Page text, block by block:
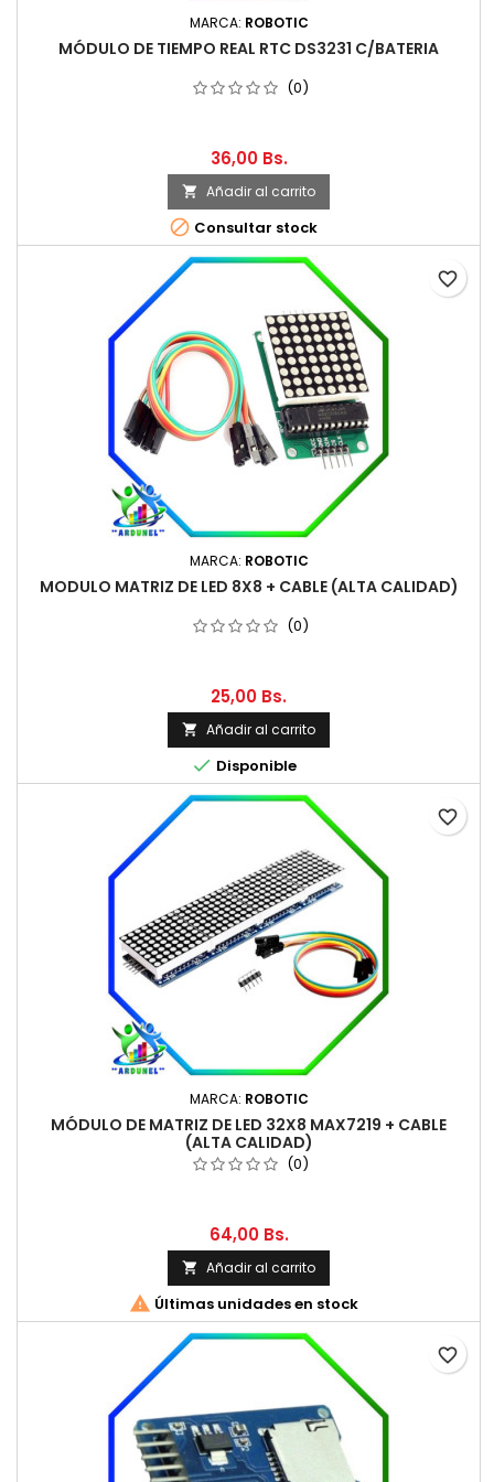
MARCA: ROBOTIC
MÓDULO DE TIEMPO REAL RTC DS3231 C/BATERIA
(0)
36,00 Bs.
 Añadir al carrito
 Consultar stock
MARCA: ROBOTIC
MODULO MATRIZ DE LED 8X8 + CABLE (ALTA CALIDAD)
(0)
25,00 Bs.
 Añadir al carrito
 Disponible
favorite_border
MARCA: ROBOTIC
MÓDULO DE MATRIZ DE LED 32X8 MAX7219 + CABLE
(ALTA CALIDAD)
(0)
64,00 Bs.
 Añadir al carrito
 Últimas unidades en stock
favorite_border
favorite_border